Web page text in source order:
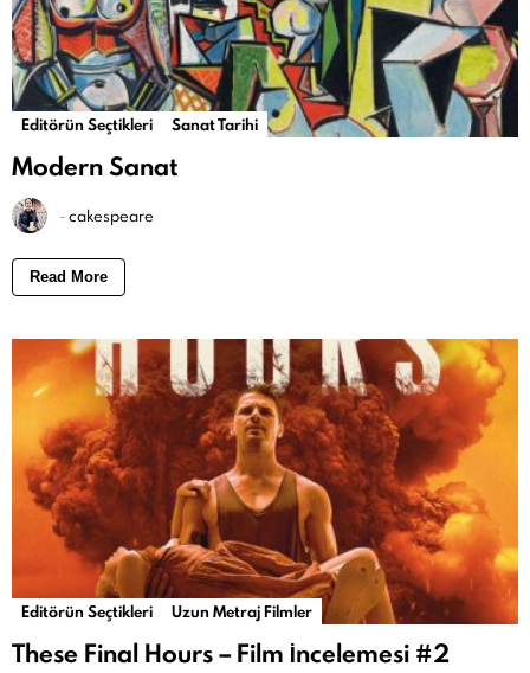
Editörün Seçtikleri Sanat Tarihi
Modern Sanat
-cakespeare
Read More
Editörün Seçtikleri Uzun Metraj Filmler
These Final Hours – Film İncelemesi #2